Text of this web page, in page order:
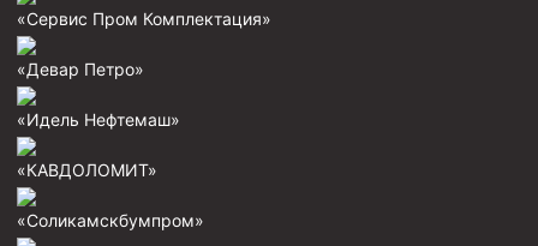
Клапаны обратные
Пробки цементировочные
Скребки корончатые СК и тросовые СТ
Центраторы колонные
«Сервис Пром Комплектация»
«Девар Петро»
«Идель Нефтемаш»
«КАВДОЛОМИТ»
«Соликамскбумпром»